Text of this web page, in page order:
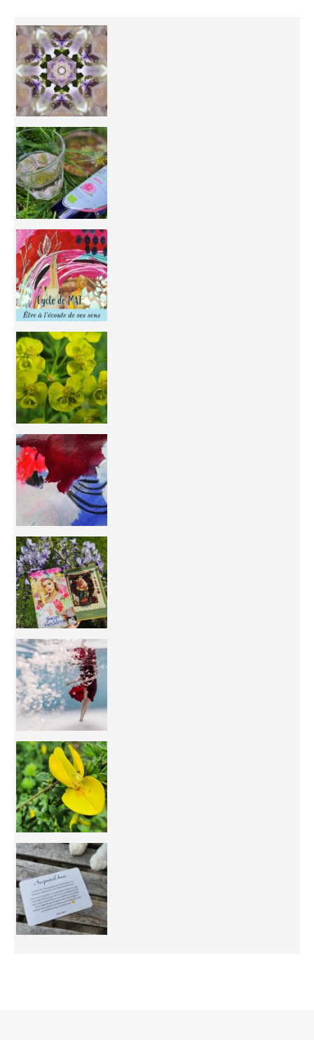
Inhabit your body and understand its
You're
50/50 OR 100/100 ? The day after Ascension, w